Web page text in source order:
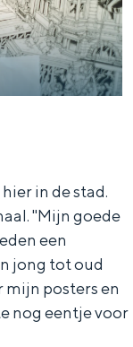
in de stad.
''Mijn goede
een
jong tot oud
mijn posters en
nog eentje voor